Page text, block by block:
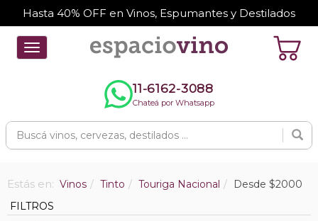
Hasta 40% OFF en Vinos, Espumantes y Destilados
Toggle
navigation
11-6162-3088
Chateá por Whatsapp
Estás en: Vinos Tinto Touriga Nacional
Desde $2000
FILTROS